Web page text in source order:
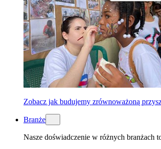
Zobacz jak budujemy zrównoważoną
Branże
Nasze doświadczenie w różnych branżach